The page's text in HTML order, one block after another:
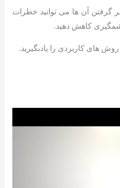
گرفتن آن ها می توانید خطرات
کاهش دهید.
روش های کاربردی را یادبگیرید.